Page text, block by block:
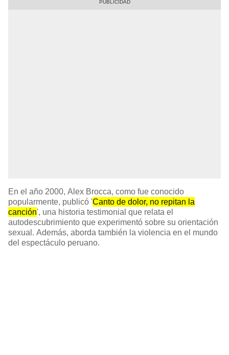
En el año 2000, Alex Brocca, como fue conocido
popularmente, publicó 'Canto de dolor, no repitan la
canción', una historia testimonial que relata el
autodescubrimiento que experimentó sobre su orientación
sexual. Además, aborda también la violencia en el mundo
del espectáculo peruano.